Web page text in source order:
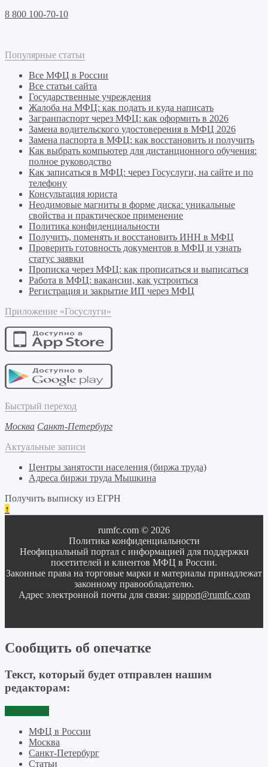
8 800 100-70-10
Популярные статьи
Все МФЦ в России
Все статьи сайта
Государственные учреждения
Жалоба на МФЦ: как подать и куда написать
Загранпаспорт через МФЦ: как оформить в 2026
Замена водительского удостоверения в МФЦ 2026
Замена паспорта в МФЦ: как восстановить и получить
Как выбрать компьютер для дистанционного обучения:
полное руководство
Как записаться в МФЦ: через Госуслуги, на сайте и по
телефону
Консультация юриста
Неодимовые магниты в форме диска: уникальные
свойства и практическое применение
Политика конфиденциальности
Получить, поменять и восстановить ИНН в МФЦ
Проверить готовность документов в МФЦ и узнать
статус заявки
Прописка через МФЦ: как прописаться и выписаться
Работа в МФЦ: вакансии, как устроиться
Регистрация и закрытие ИП через МФЦ
Приложение «Госуслуги»
Быстрый переход
Москва Санкт-Петербург
Актуальные записи
Центры занятости населения (биржа труда)
Адреса биржи труда Мышкина
Получить выписку из ЕГРН
↑
rumfc.com © 2026
Политика конфиденциальности
Неофициальный портал с информацией для поддержки
посетителей и клиентов МФЦ в России.
Законные права на торговые марки и материалы принадлежат
законному правообладателю.
Адрес электронной почты для связи: support@rumfc.com
Сообщить об опечатке
Текст, который будет отправлен нашим
редакторам:
Отправить
МФЦ в России
Москва
Санкт-Петербург
Статьи